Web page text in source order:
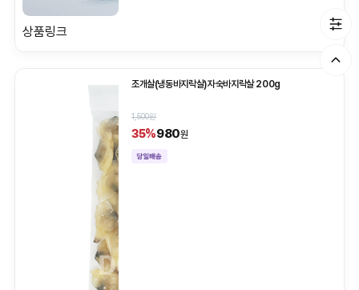
상품링크
조개살(냉동바지락살)자숙바지락살 200g
1,500원
35%980원